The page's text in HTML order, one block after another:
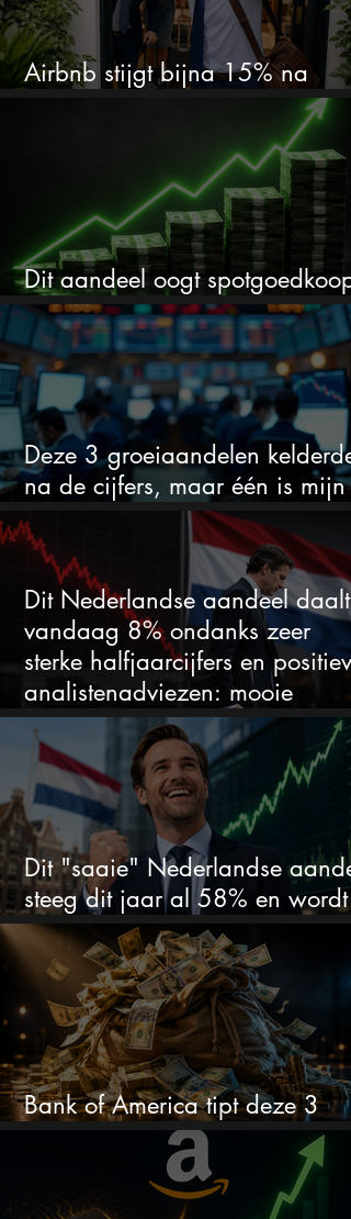
Airbnb stijgt bijna 15% na
cijfers: vooral dit AI-cijfer valt op
Dit aandeel oogt spotgoedkoop
voor hoeveel het kan stijgen
Deze 3 groeiaandelen
na de cijfers, maar één is mijn
duidelijke favoriet
Dit Nederlandse aandeel daalt
vandaag 8% ondanks zeer
sterke halfjaarcijfers en positieve
analistenadviezen: mooie
koopkans?
Dit "saaie" Nederlandse
steeg dit jaar al 58% en wordt
volgens analisten onderschat
Bank of America tipt deze 3
chipaandelen